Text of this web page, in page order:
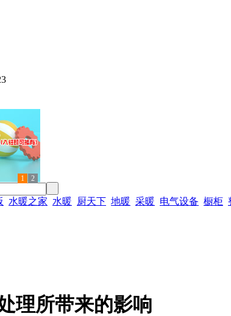
1 2
水暖之家 水暖 厨天下 地暖 采暖 电气设备 橱柜
理所带来的影响